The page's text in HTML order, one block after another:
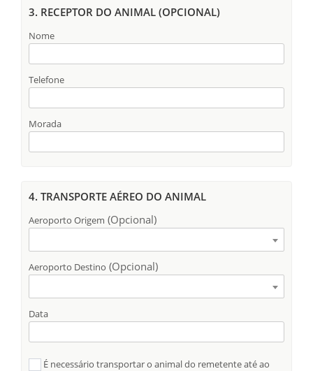
3. RECEPTOR DO ANIMAL (OPCIONAL)
Nome
Telefone
Morada
4. TRANSPORTE AÉREO DO ANIMAL
Aeroporto Origem (Opcional)
Aeroporto Destino (Opcional)
Data
É necessário transportar o animal do remetente até ao